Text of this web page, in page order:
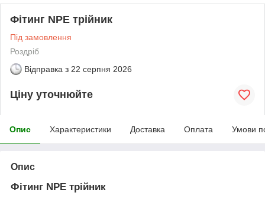
Фітинг NPE трійник
Під замовлення
Роздріб
Відправка з 22 серпня 2026
Ціну уточнюйте
Опис Характеристики Доставка Оплата Умови
Опис
Фітинг NPE трійник